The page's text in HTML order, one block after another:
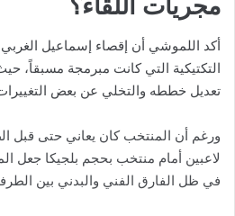
أكد اللموشي أن إقصاء إسماعيل
التكتيكية التي كانت مبرمجة مسبقاً،
تعديل خططه والتخلي عن بعض
ورغم أن المنتخب كان يعاني حتى قبل
لاعبين أمام منتخب بحجم بلجيكا جعل
في ظل الفارق الفني والبدني بين